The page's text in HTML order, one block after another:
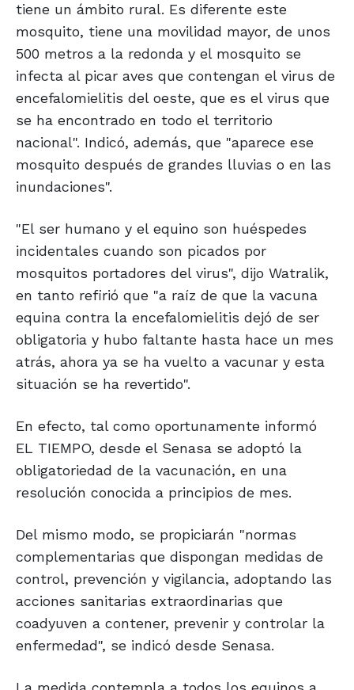
tiene un ámbito rural. Es diferente este
mosquito, tiene una movilidad mayor, de unos
500 metros a la redonda y el mosquito se
infecta al picar aves que contengan el virus de
encefalomielitis del oeste, que es el virus que
se ha encontrado en todo el territorio
nacional". Indicó, además, que "aparece ese
mosquito después de grandes lluvias o en las
inundaciones".
"El ser humano y el equino son huéspedes
incidentales cuando son picados por
mosquitos portadores del virus", dijo Watralik,
en tanto refirió que "a raíz de que la vacuna
equina contra la encefalomielitis dejó de ser
obligatoria y hubo faltante hasta hace un mes
atrás, ahora ya se ha vuelto a vacunar y esta
situación se ha revertido".
En efecto, tal como oportunamente informó
EL TIEMPO, desde el Senasa se adoptó la
obligatoriedad de la vacunación, en una
resolución conocida a principios de mes.
Del mismo modo, se propiciarán "normas
complementarias que dispongan medidas de
control, prevención y vigilancia, adoptando las
acciones sanitarias extraordinarias que
coadyuven a contener, prevenir y controlar la
enfermedad", se indicó desde Senasa.